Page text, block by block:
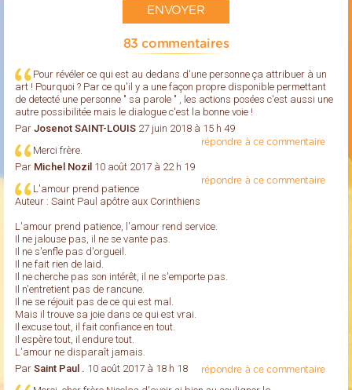
83 commentaires
Pour révéler ce qui est au dedans d'une personne ça attribuer à un
art ! Pourquoi ? Par ce qu'il y a une façon propre disponible permettant
de detecté une personne " sa parole " , les actions posées c'est aussi une
autre possibilitée mais le dialogue c'est la bonne voie !
Par Josenot SAINT-LOUIS 27 juin 2018 à 15 h 49
répondre à ce commentaire
Merci frère.
Par Michel Nozil 10 août 2017 à 22 h 19
répondre à ce commentaire
L'amour prend patience
Auteur : Saint Paul apôtre aux Corinthiens
L'amour prend patience, l'amour rend service.
Il ne jalouse pas, il ne se vante pas.
Il ne s'enfle pas d'orgueil.
Il ne fait rien de laid.
Il ne cherche pas son intérêt, il ne s'emporte pas.
Il n'entretient pas de rancune.
Il ne se réjouit pas de ce qui est mal.
Mais il trouve sa joie dans ce qui est vrai.
Il excuse tout, il fait confiance en tout.
Il espère tout, il endure tout.
L'amour ne disparaît jamais.
Par Saint Paul . 10 août 2017 à 18 h 18 répondre à ce commentaire